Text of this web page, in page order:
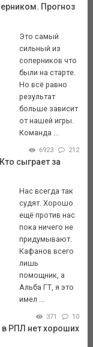
Прогноз
Это самый
сильный из
соперников что
были на старте.
Но всё равно
результат
больше зависит
от нашей игры.
Команда ...
6923 212
сыграет за
Нас всегда так
судят. Хорошо
ещё против нас
пока ничего не
придумывают.
Кафанов всего
лишь
помощник, а
Альба ГТ, я это
имел ...
371 10
в РПЛ нет хороших